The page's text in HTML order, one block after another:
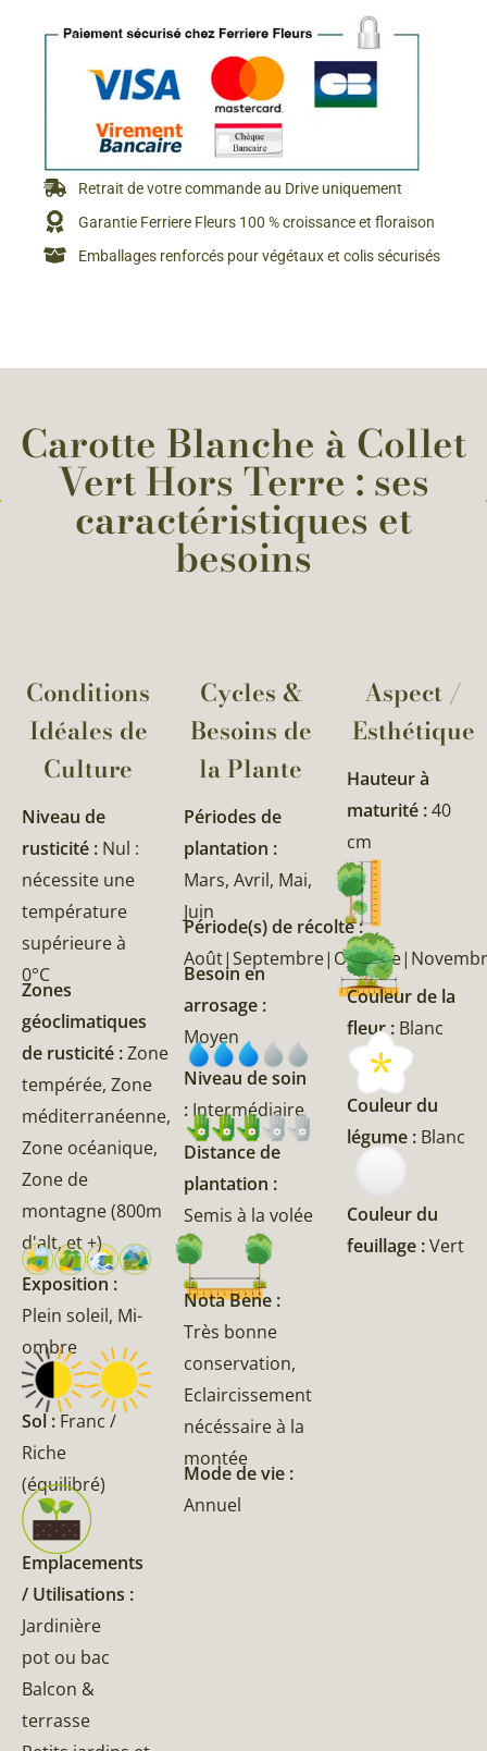
Retrait de votre commande au Drive uniquement
Garantie Ferriere Fleurs 100 % croissance et floraison
Emballages renforcés pour végétaux et colis sécurisés
Carotte Blanche à Collet
Vert Hors Terre : ses
caractéristiques et
besoins
Conditions
Idéales de
Culture
Niveau de
rusticité : Nul :
nécessite une
température
supérieure à
0°C
Zones
géoclimatiques
de rusticité :Zone
tempérée, Zone
méditerranéenne,
Zone océanique,
Zone de
montagne (800m
d'alt, et +)
Exposition :
Plein soleil, Mi-
ombre
Sol : Franc /
Riche
(équilibré)
Emplacements
/ Utilisations :
Jardinière
pot ou bac
Balcon &
terrasse
Cycles &
Besoins de
la Plante​
Périodes de
plantation :
Mars, Avril, Mai,
Juin
Période(s) de récolte :
Besoin en
arrosage :
Moyen
Niveau de soin
: Intermédiaire
Distance de
plantation :
Semis à la volée
Nota Bene :
Très bonne
conservation,
Eclaircissement
nécéssaire à la
montée
Mode de vie :
Annuel
Aspect /
Esthétique
Hauteur à
maturité :40
cm
Couleur de la
fleur : Blanc
Couleur du
légume : Blanc
Couleur du
feuillage :Vert